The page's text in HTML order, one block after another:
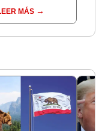
el Real ID en
MÁS